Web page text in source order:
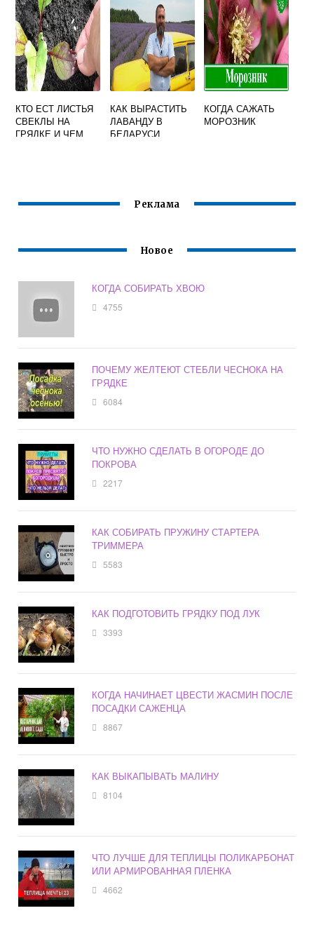
КТО ЕСТ ЛИСТЬЯ
СВЕКЛЫ НА
ГРЯДКЕ И ЧЕМ
КАК ВЫРАСТИТЬ
ЛАВАНДУ В
БЕЛАРУСИ
КОГДА САЖАТЬ
МОРОЗНИК
Реклама
Новое
КОГДА СОБИРАТЬ ХВОЮ
4755
ПОЧЕМУ ЖЕЛТЕЮТ СТЕБЛИ ЧЕСНОКА НА
ГРЯДКЕ
6084
ЧТО НУЖНО СДЕЛАТЬ В ОГОРОДЕ ДО
ПОКРОВА
2217
КАК СОБИРАТЬ ПРУЖИНУ СТАРТЕРА
ТРИММЕРА
5583
КАК ПОДГОТОВИТЬ ГРЯДКУ ПОД ЛУК
3393
КОГДА НАЧИНАЕТ ЦВЕСТИ ЖАСМИН ПОСЛЕ
ПОСАДКИ САЖЕНЦА
8867
КАК ВЫКАПЫВАТЬ МАЛИНУ
8104
ЧТО ЛУЧШЕ ДЛЯ ТЕПЛИЦЫ ПОЛИКАРБОНАТ
ИЛИ АРМИРОВАННАЯ ПЛЕНКА
4662